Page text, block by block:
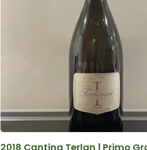
2018 Cantina Terlan | Primo